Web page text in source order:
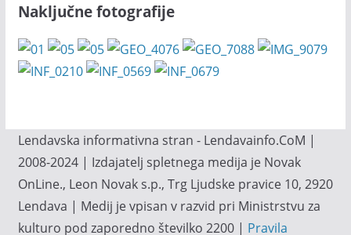
Naključne fotografije
Lendavska informativna stran - Lendavainfo.CoM |
2008-2024 | Izdajatelj spletnega medija je Novak
OnLine., Leon Novak s.p., Trg Ljudske pravice 10, 2920
Lendava | Medij je vpisan v razvid pri Ministrstvu za
kulturo pod zaporedno številko 2200 | Pravila